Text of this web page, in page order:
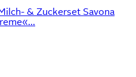
& Zuckerset Savona